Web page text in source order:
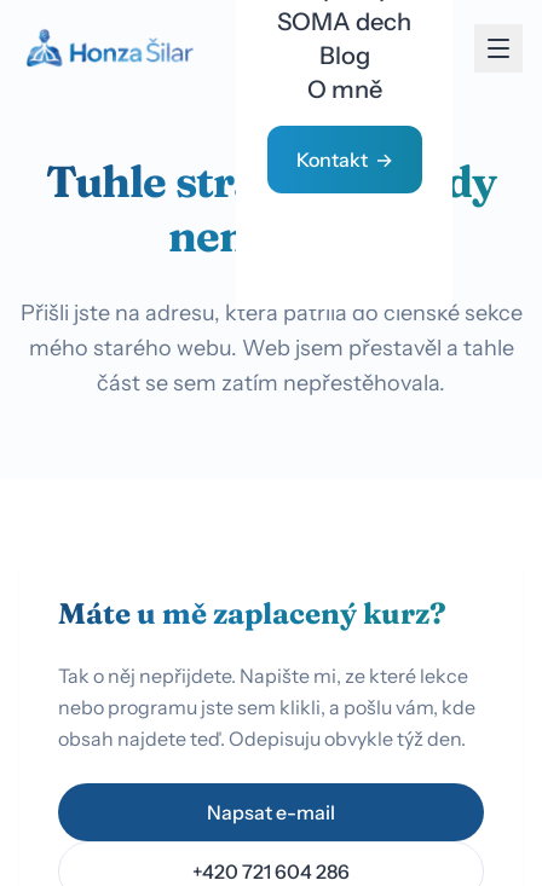
SOMA dech
Blog
O mně
Kontakt
Tuhle stránku už tady
nenajdete
Přišli jste na adresu, která patřila do členské sekce
mého starého webu. Web jsem přestavěl a tahle
část se sem zatím nepřestěhovala.
Máte u mě zaplacený kurz?
Tak o něj nepřijdete. Napište mi, ze které lekce
nebo programu jste sem klikli, a pošlu vám, kde
obsah najdete teď. Odepisuju obvykle týž den.
Napsat e-mail
+420 721 604 286